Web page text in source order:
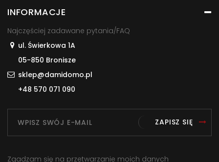
INFORMACJE
Najczęściej zadawane pytania/FAQ
ul. Świerkowa 1A
05-850 Bronisze
sklep@damidomo.pl
+48 570 071 090
ZAPISZ SIĘ
Zgadzam się na przetwarzanie moich danych